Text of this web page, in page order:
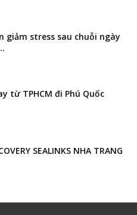
giảm stress sau chuỗi ngày
từ TPHCM đi Phú Quốc
SEALINKS NHA TRANG